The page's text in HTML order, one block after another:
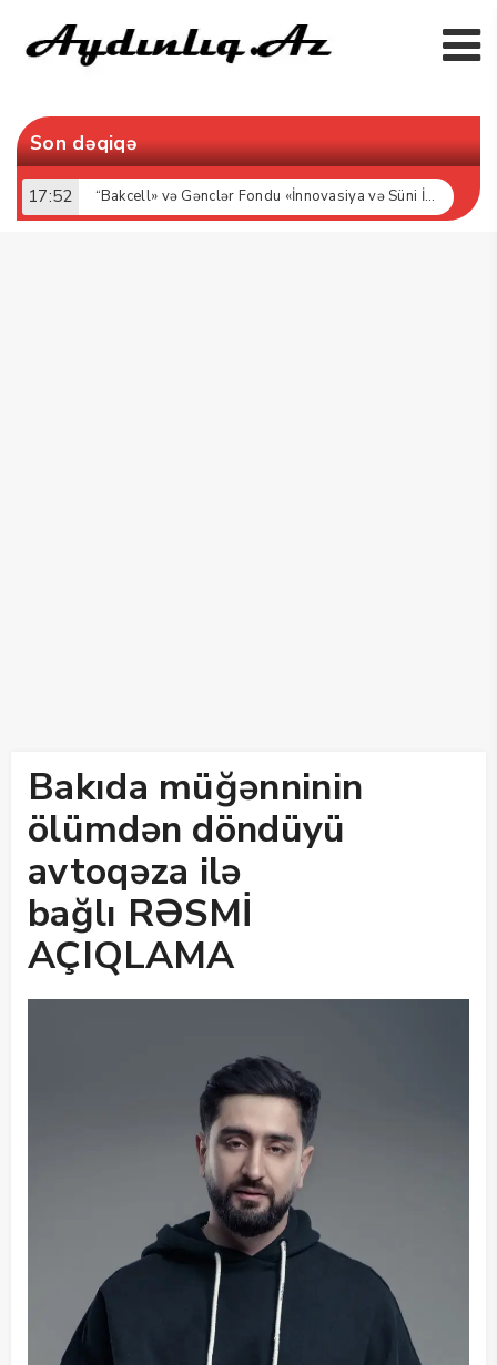
Son dəqiqə
17:52 “Bakcell» və Gənclər Fondu «İnnovasiya və Süni İntellekt» üzrə təqaüd proqramının qalibləri ilə görüş keçirib
Bakıda müğənninin
ölümdən döndüyü
avtoqəza ilə
bağlı RƏSMİ
AÇIQLAMA